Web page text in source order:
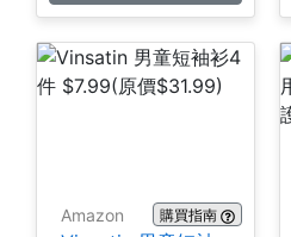
Amazon 購買指南